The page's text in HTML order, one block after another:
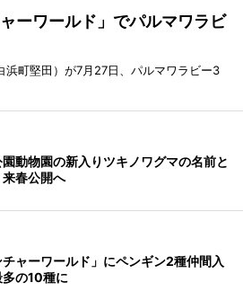
ーワールド」でパルマワラビ
浜町堅田）が7月27日、パルマワラビー3
動物園の新入りツキノワグマの名前と
春公開へ
チャーワールド」にペンギン2種仲間入
の10種に